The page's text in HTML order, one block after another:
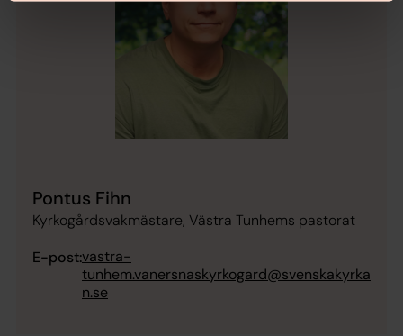
Pontus Fihn
Kyrkogårdsvakmästare, Västra Tunhems pastorat
E-post:vastra-
tunhem.vanersnaskyrkogard@svenskakyrka
n.se